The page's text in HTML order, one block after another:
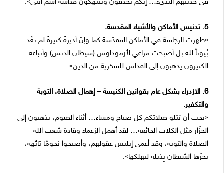
في حديثهم البذيء… إنّكم تجدّفون وتنتهكون قداسة اسم ابني».
5. تدنيس الأماكن والأشياء المقدسة.
«ظهرت الرجاسة في الأماكن المقدّسة كما وإنّ أديرةً كثيرةً لم تَعُد
بُيوتاً لله بل أصبحت مراعي لأزموداوس (شيطان الدنس) وأتباعه…
الكثيرون يذهبون إلى القداس للسخرية من الدين».
6. الازدراء بشكل عام بقوانين الكنيسة – إهمال الصلاة، التوبة
والتكفير.
«يجب أن تتلو صلاتكم كل صباح ومساء… أثناء الصوم، يذهبون إلى
الجزّار مثل الكلاب الجائعة… لقد أهمل الزعماء وقادة شعب الله
الصلاة والتوبة، وقد أعمى إبليس عقولهم، وأصبحوا نجومًا تائهة،
يجرّها الشيطان بِذيله ليهلكها».